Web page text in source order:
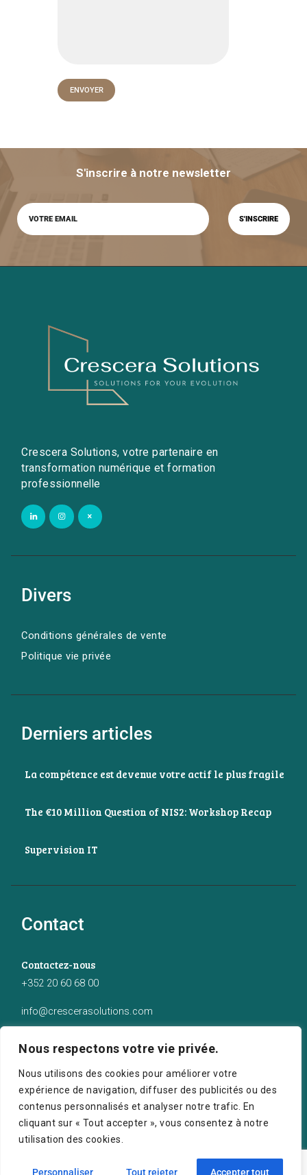
Nous respectons votre vie privée.
Nous utilisons des cookies pour améliorer votre
expérience de navigation, diffuser des publicités ou des
contenus personnalisés et analyser notre trafic. En
cliquant sur « Tout accepter », vous consentez à notre
utilisation des cookies.
Personnaliser Tout rejeter Accepter tout
S'inscrire à notre newsletter
Crescera Solutions, votre partenaire en
transformation numérique et formation
professionnelle
Divers
Conditions générales de vente
Politique vie privée
Derniers articles
La compétence est devenue votre actif le plus fragile
The €10 Million Question of NIS2: Workshop Recap
Supervision IT
Contact
Contactez-nous
+352 20 60 68 00
info@crescerasolutions.com
50 route d’Esch (2ème étage), Luxembourg
Crescera Solutions © 2026. Tous droits réservés.